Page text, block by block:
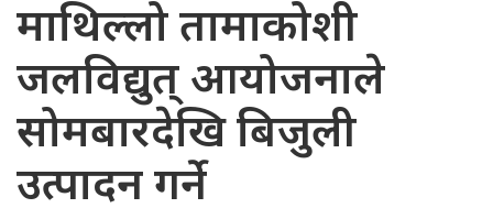
माथिल्लो तामाकोशी
जलविद्युत् आयोजनाले
सोमबारदेखि बिजुली
उत्पादन गर्ने